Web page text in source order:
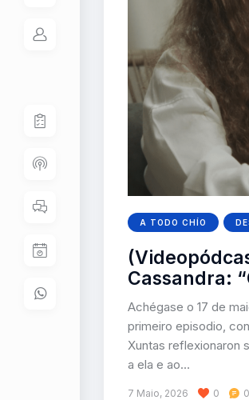
A TODO CHÍO
Cassandra:
Achégase o 17 de
primeiro episodio,
Xuntas reflexionaron
a ela e ao…
7 Maio, 2026 0 0